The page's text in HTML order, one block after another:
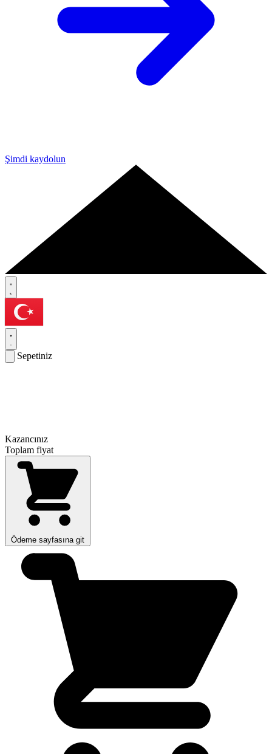
Şimdi kaydolun
Sepetiniz
Kazancınız
Toplam fiyat
Ödeme sayfasına git